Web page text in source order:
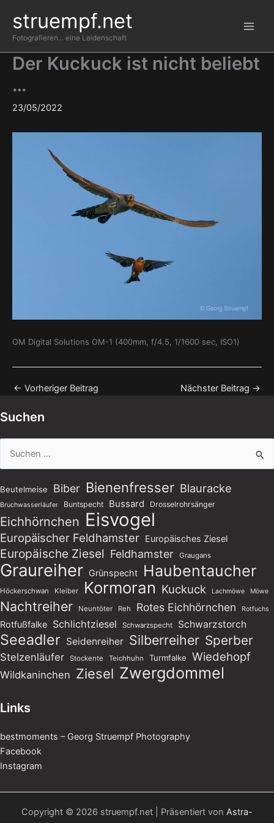
Inhalt
springen
struempf.net
Fotografieren... eine Leidenschaft
Der Kuckuck ist nicht beliebt
…
23/05/2022
OM Digital Solutions OM-1 (400mm, f/4.5, 1/1600 sec, ISO1)
← Vorheriger Beitrag Nächster Beitrag →
Suchen
nach:
Beutelmeise Biber Bienenfresser Blauracke
Bruchwasserläufer Buntspecht Bussard Drosselrohrsänger
Eichhörnchen Eisvogel
Europäischer Feldhamster Europäisches Ziesel
Europäische Ziesel Feldhamster Graugans
Graureiher Grünspecht Haubentaucher
Höckerschwan Kleiber Kormoran Kuckuck Lachmöwe Möwe
Nachtreiher Neuntöter Reh Rotes Eichhörnchen Rotfuchs
Rotfußfalke Schlichtziesel Schwarzspecht Schwarzstorch
Seeadler Seidenreiher Silberreiher Sperber
Stelzenläufer Stockente Teichhuhn Turmfalke Wiedehopf
Wildkaninchen Ziesel Zwergdommel
Links
bestmoments – Georg Struempf Photography
Facebook
Instagram
Copyright © 2026 struempf.net | Präsentiert von Astra-